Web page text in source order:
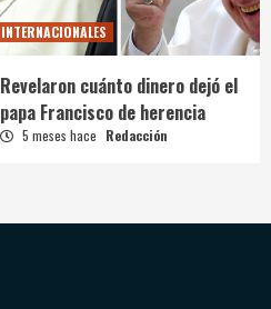
INTERNACIONALES
Revelaron cuánto dinero dejó el
papa Francisco de herencia
5 meses hace Redacción